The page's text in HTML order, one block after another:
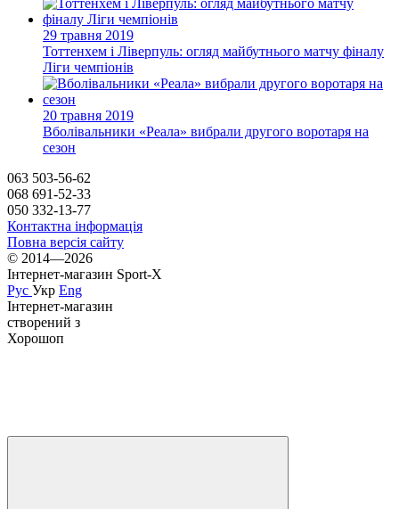
29 травня 2019
Тоттенхем і Ліверпуль: огляд майбутнього матчу фіналу
Ліги чемпіонів
20 травня 2019
Вболівальники «Реала» вибрали другого воротаря на
сезон
063 503-56-62
068 691-52-33
050 332-13-77
Контактна інформація
Повна версія сайту
© 2014—2026
Інтернет-магазин Sport-X
Рус Укр Eng
Інтернет-магазин
створений з
Хорошоп